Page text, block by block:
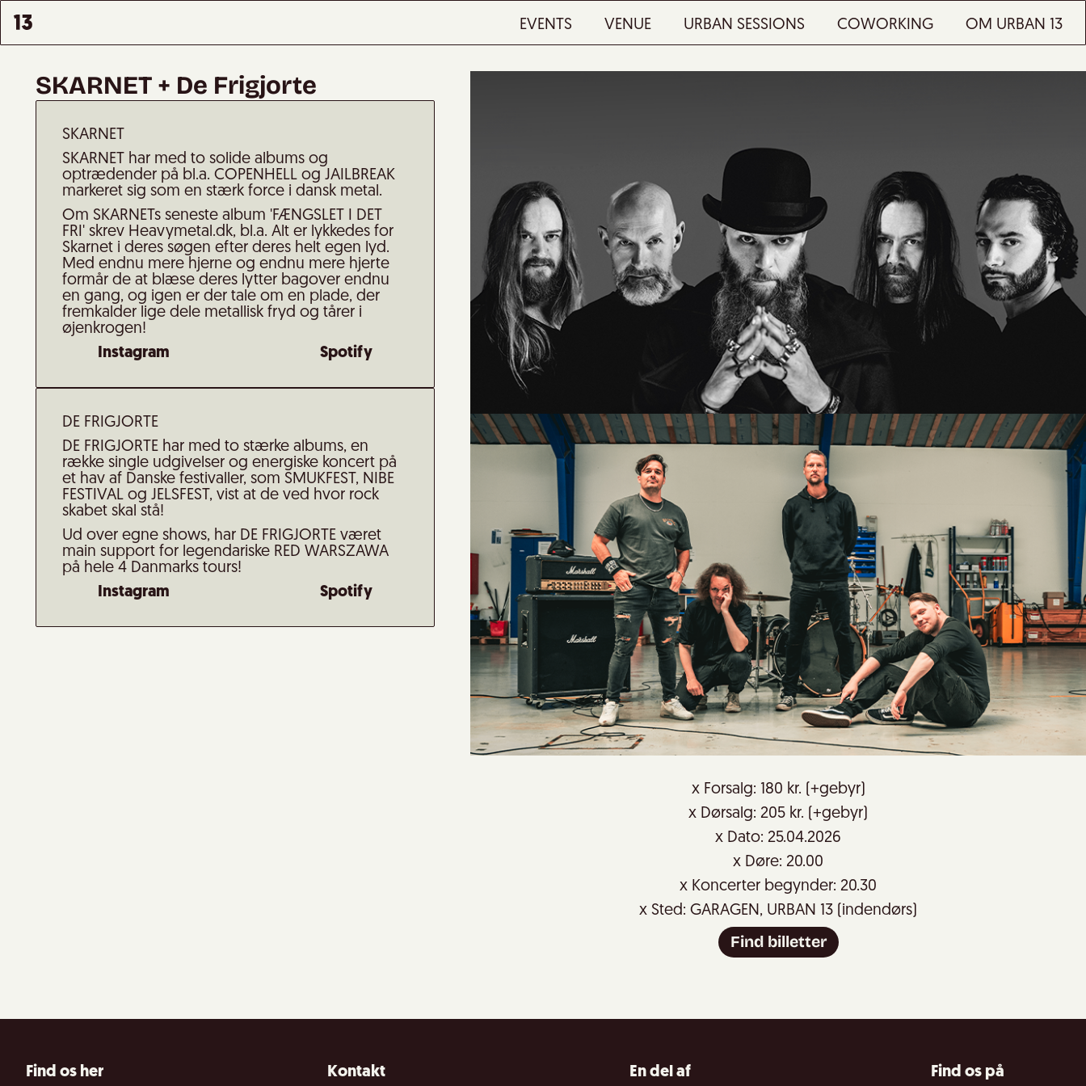
EVENTS VENUE URBAN SESSIONS COWORKING OM URBAN 13
SKARNET + De Frigjorte
SKARNET
SKARNET har med to solide albums og
optrædender på bl.a. COPENHELL og JAILBREAK
markeret sig som en stærk force i dansk metal.
Om SKARNETs seneste album 'FÆNGSLET I DET
FRI' skrev Heavymetal.dk, bl.a. Alt er lykkedes for
Skarnet i deres søgen efter deres helt egen lyd.
Med endnu mere hjerne og endnu mere hjerte
formår de at blæse deres lytter bagover endnu
en gang, og igen er der tale om en plade, der
fremkalder lige dele metallisk fryd og tårer i
øjenkrogen!
Instagram
Spotify
DE FRIGJORTE
DE FRIGJORTE har med to stærke albums, en
række single udgivelser og energiske koncert på
et hav af Danske festivaller, som SMUKFEST, NIBE
FESTIVAL og JELSFEST, vist at de ved hvor rock
skabet skal stå!
Ud over egne shows, har DE FRIGJORTE været
main support for legendariske RED WARSZAWA
på hele 4 Danmarks tours!
Instagram
Spotify
x Forsalg: 180 kr. (+gebyr)
x Dørsalg: 205 kr. (+gebyr)
x Dato: 25.04.2026
x Døre: 20.00
x Koncerter begynder: 20.30
x Sted: GARAGEN, URBAN 13 (indendørs)
Find billetter
Find os her Kontakt En del af Find os på